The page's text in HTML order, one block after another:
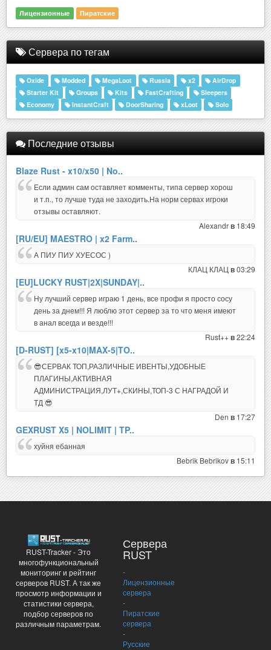
Лицензионные Пиратские
Сервера по тегам
Oxide Modded MegaLoot Russia x2
AirDrop
Starter Kit
Groups Kits FastCrafting
Sleepers
Economy
InstantCraft DoorSharing xLoot Solo
Последние отзывы
Blaze Rust - x10/x50 | No..
Если админ сам оставляет комменты, типа сервер хорош
и т.п., то лучше туда не заходить.На норм сервах игроки
отзывы оставляют.
Alexandrв 18:49
[RU/EU] MAESTRO | x2 Farm..
А ПИУ ПИУ ХУЕСОС )
КЛАЦ КЛАЦ в03:29
[EU]LUCKY RUST|2X|SUNDAY|..
Ну лучший сервер играю 1 день, все профи я просто сосу
день за днем!!! Я люблю этот сервер за то что меня имеют
в анал всегда и везде!!!
Rust++ в22:24
[D-RUST] [x5-x10|MAX-5|TO..
😎СЕРВАК ТОП,РАЗЛИЧНЫЕ ИВЕНТЫ,УДОБНЫЕ
ПЛАГИНЫ,АКТИВНАЯ
АДМИНИСТРАЦИЯ,ЛУТ+,СКИНЫ,ТОП-3 С НАГРАДОЙ И
ТД 😎
Den в 17:27
GEXRUST X5 | NOLIMIT | TP..
хуйня ебанная
Bebrik Bebrikovв 15:11
RUST-Tracker - Это
многофункциональный
мониторинг и рейтинг
серверов RUST. А так же
просмотр информации и
статистики сервера,
подбор серверов по
различным параметрам.
Сервера
RUST
-
Лицензионные
сервера
-
Пиратские
сервера
-
Русские